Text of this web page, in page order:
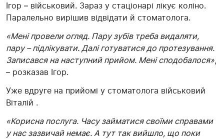
Ігор – військовий. Зараз у стаціонарі лікує коліно.
Паралельно вирішив відвідати й стоматолога.
«Мені провели огляд. Пару зубів треба видаляти,
пару – підлікувати. Далі готуватися до протезування.
Записався на наступний прийом. Мені сподобалося»,
– розказав Ігор.
Уже вдруге на прийомі у стоматолога військовий
Віталій .
«Корисна послуга. Часу займатися своїми справами
у нас зазвичай немає. А тут так вийшло, що поки